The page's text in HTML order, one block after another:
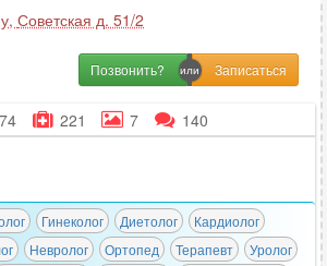
, Советская д. 51/2
Позвонить?
74 221 7 140
Гинеколог Диетолог
Кардиолог
Невролог Ортопед Терапевт
Уролог